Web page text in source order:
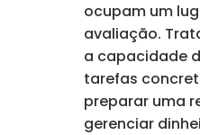
ocupam um
avaliação.
a capacidade
tarefas
preparar uma
gerenciar